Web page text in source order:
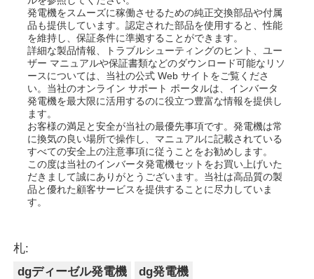
発電機をスムーズに稼働させるための純正交換部品​​や付属
品も提供しています。認定された部品を使用すると、性能
を維持し、保証条件に準拠することができます。
詳細な製品情報、トラブルシューティングのヒント、ユー
ザー マニュアルや保証書類などのダウンロード可能なリソ
ースについては、当社の公式 Web サイトをご覧くださ
い。当社のオンライン サポート ポータルは、インバータ
発電機を最大限に活用するのに役立つ豊富な情報を提供し
ます。
お客様の満足と安全が当社の最優先事項です。発電機は常
に換気の良い場所で操作し、マニュアルに記載されている
すべての安全上の注意事項に従うことをお勧めします。
この度は当社のインバータ発電機セットをお買い上げいた
だきまして誠にありがとうございます。当社は高品質の製
品と優れた顧客サービスを提供することに尽力していま
す。
札:
dgディーゼル発電機
dg発電機